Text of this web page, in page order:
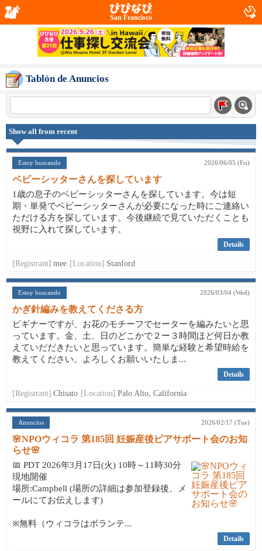
San Francisco
Tablón de Anuncios
Show all from recent
Estoy buscando 2026/06/05 (Fri)
ベビーシッターさんを探しています
1歳の息子のベビーシッターさんを探しています。今は短
期・単発でベビーシッターさんが必要になった時にご連絡い
ただける方を探しています。今後継続で見ていただくことも
視野に入れて探しています。
Details
[Registrant] mee [Location] Stanford
Estoy buscando 2026/03/04 (Wed)
かぎ針編みを教えてくださる方
ビギナーですが、お花のモチーフでセーターを編みたいと思
っています。金、土、日のどこかで２ー３時間ほど何日か教
えていだだきたいと思っています。簡単な経験と希望時給を
教えてください。よろしくお願いいたしま...
Details
[Registrant] Chisato [Location] Palo Alto, California
Anuncios 2026/02/17 (Tue)
🌸NPOウィコラ 第185回 妊娠産後ピアサポート会のお知
らせ🌸
📅 PDT 2026年3月17日(火) 10時～11時30分
現地開催
場所:Campbell (場所の詳細は参加登録後、メ
ールにてお伝えします)
※無料（ウィコラはボランテ...
Details